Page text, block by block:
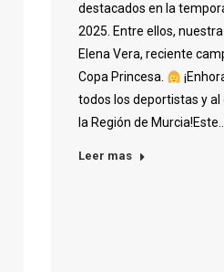
destacados en la
2025. Entre ellos,
Elena Vera, reciente
Copa Princesa.
todos los deportistas y al
la Región de
Leer mas